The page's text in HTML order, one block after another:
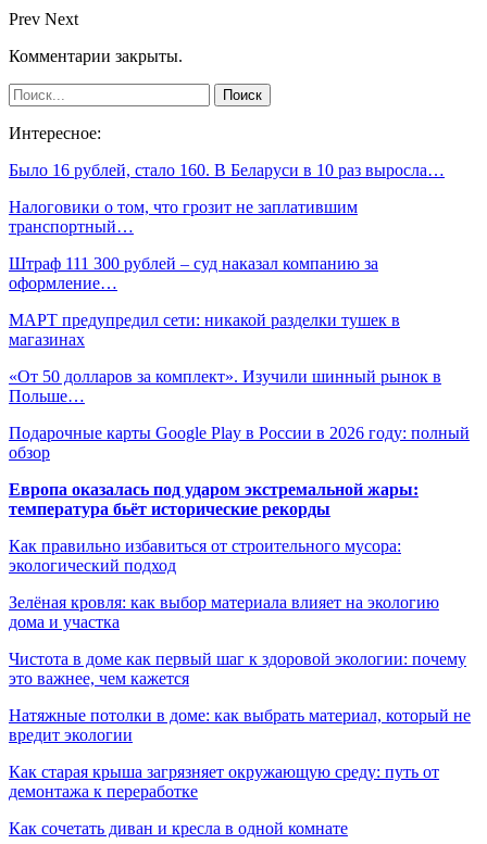
Prev Next
Комментарии закрыты.
Интересное:
Было 16 рублей, стало 160. В Беларуси в 10 раз выросла…
Налоговики о том, что грозит не заплатившим
транспортный…
Штраф 111 300 рублей – суд наказал компанию за
оформление…
МАРТ предупредил сети: никакой разделки тушек в
магазинах
«От 50 долларов за комплект». Изучили шинный рынок в
Польше…
Подарочные карты Google Play в России в 2026 году: полный
обзор
Европа оказалась под ударом экстремальной жары:
температура бьёт исторические рекорды
Как правильно избавиться от строительного мусора:
экологический подход
Зелёная кровля: как выбор материала влияет на экологию
дома и участка
Чистота в доме как первый шаг к здоровой экологии: почему
это важнее, чем кажется
Натяжные потолки в доме: как выбрать материал, который не
вредит экологии
Как старая крыша загрязняет окружающую среду: путь от
демонтажа к переработке
Как сочетать диван и кресла в одной комнате